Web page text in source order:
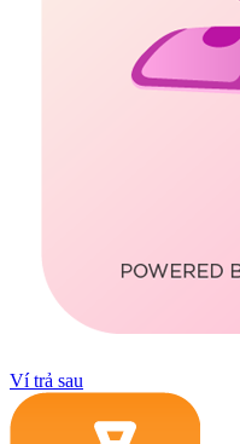
Ví trả sau